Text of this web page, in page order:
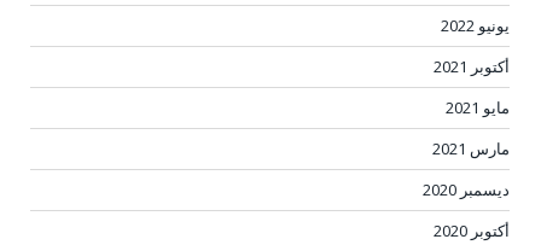
يونيو 2022
أكتوبر 2021
مايو 2021
مارس 2021
ديسمبر 2020
أكتوبر 2020